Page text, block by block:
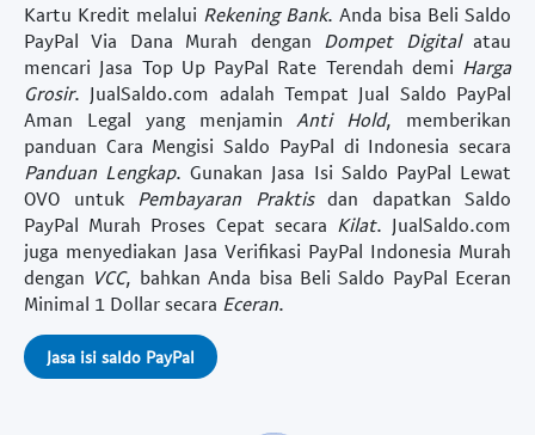
Kartu Kredit melalui Rekening Bank. Anda bisa Beli Saldo
PayPal Via Dana Murah dengan Dompet Digitalatau
mencari Jasa Top Up PayPal Rate Terendah demi Harga
Grosir. JualSaldo.com adalah Tempat Jual Saldo PayPal
Aman Legal yang menjamin Anti Hold, memberikan
panduan Cara Mengisi Saldo PayPal di Indonesia secara
Panduan Lengkap. Gunakan Jasa Isi Saldo PayPal Lewat
OVO untuk Pembayaran Praktisdan dapatkan Saldo
PayPal Murah Proses Cepat secara Kilat. JualSaldo.com
juga menyediakan Jasa Verifikasi PayPal Indonesia Murah
dengan VCC, bahkan Anda bisa Beli Saldo PayPal Eceran
Minimal 1 Dollar secara Eceran.
Jasa isi saldo PayPal